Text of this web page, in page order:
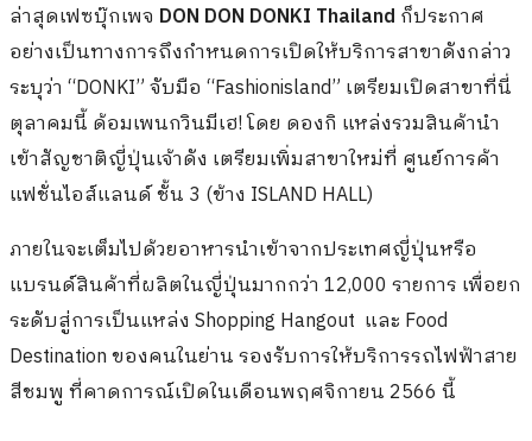
ล่าสุดเฟซบุ๊กเพจ DON DON DONKI Thailand ก็ประกาศ
อย่างเป็นทางการถึงกำหนดการเปิดให้บริการสาขาดังกล่าว
ระบุว่า “DONKI” จับมือ “Fashionisland” เตรียมเปิดสาขาที่นี่
ตุลาคมนี้ ด้อมเพนกวินมีเฮ! โดย ดองกิ แหล่งรวมสินค้านำ
เข้าสัญชาติญี่ปุ่นเจ้าดัง เตรียมเพิ่มสาขาใหม่ที่ ศูนย์การค้า
แฟชั่นไอส์แลนด์ ชั้น 3 (ข้าง ISLAND HALL)
ภายในจะเต็มไปด้วยอาหารนำเข้าจากประเทศญี่ปุ่นหรือ
แบรนด์สินค้าที่ผลิตในญี่ปุ่นมากกว่า 12,000 รายการ เพื่อยก
ระดับสู่การเป็นแหล่ง Shopping Hangout และ Food
Destination ของคนในย่าน รองรับการให้บริการรถไฟฟ้าสาย
สีชมพู ที่คาดการณ์เปิดในเดือนพฤศจิกายน 2566 นี้